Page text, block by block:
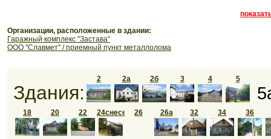
Организации, расположенные в здании:
Гаражный комплекс "Застава"
ООО "Славмет" / приемный пункт металлолома
Здания:
2 2а 2б 3 4 5
18 20 22 24снесен 26 26а 32 34 36